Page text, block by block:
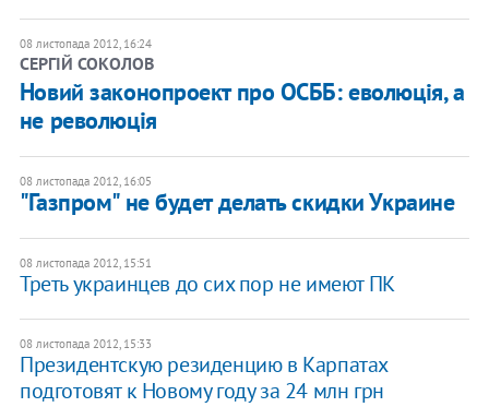
08 листопада 2012, 16:24
СЕРГІЙ СОКОЛОВ
Новий законопроект про ОСББ: еволюція, а
не революція
08 листопада 2012, 16:05
"Газпром" не будет делать скидки Украине
08 листопада 2012, 15:51
Треть украинцев до сих пор не имеют ПК
08 листопада 2012, 15:33
Президентскую резиденцию в Карпатах
подготовят к Новому году за 24 млн грн